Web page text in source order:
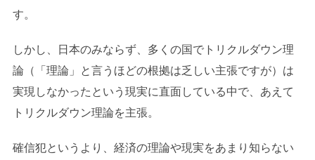
す。
しかし、日本のみならず、多くの国でトリクルダウン理
論（「理論」と言うほどの根拠は乏しい主張ですが）は
実現しなかったという現実に直面している中で、あえて
トリクルダウン理論を主張。
確信犯というより、経済の理論や現実をあまり知らない